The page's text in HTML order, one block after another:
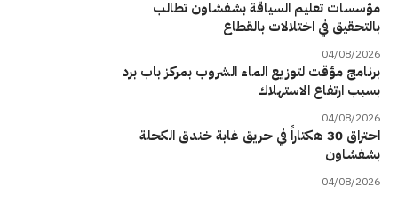
مؤسسات تعليم السياقة بشفشاون تطالب
بالتحقيق في اختلالات بالقطاع
04/08/2026
برنامج مؤقت لتوزيع الماء الشروب بمركز باب برد
بسبب ارتفاع الاستهلاك
04/08/2026
احتراق 30 هكتاراً في حريق غابة خندق الكحلة
بشفشاون
04/08/2026